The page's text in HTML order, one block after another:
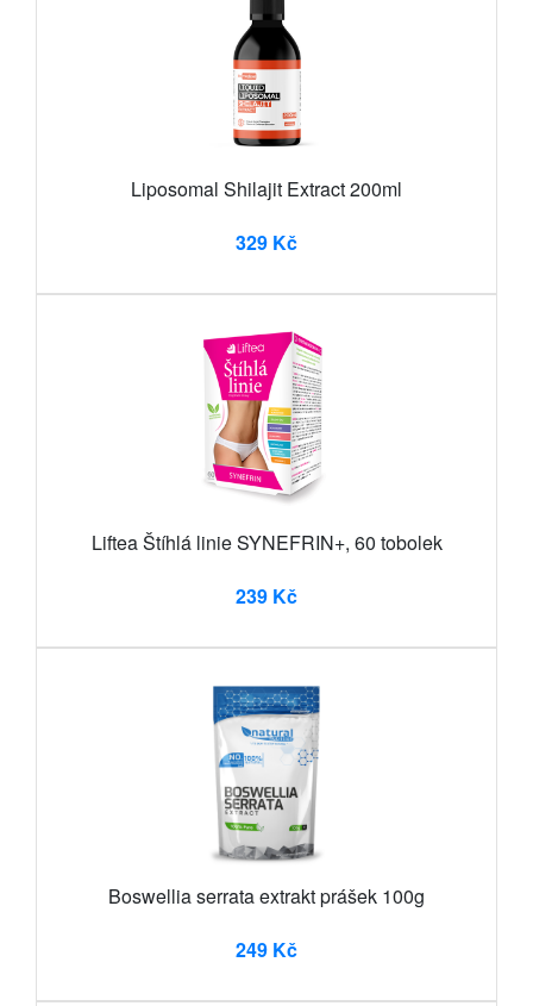
Liposomal Shilajit Extract 200ml
329 Kč
Liftea Štíhlá linie SYNEFRIN+, 60 tobolek
239 Kč
Boswellia serrata extrakt prášek 100g
249 Kč